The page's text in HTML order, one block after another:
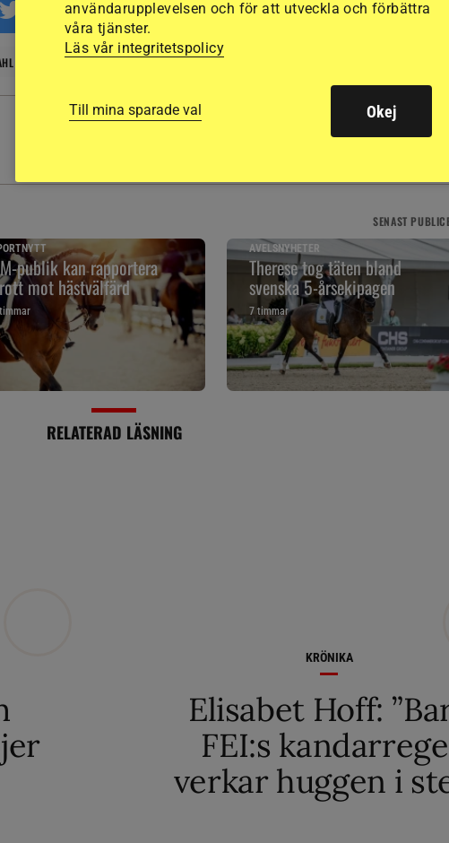
SENAST
publik kan rapportera
mot hästvälfärd
AVELSNYHETER
Therese tog täten bland
svenska 5-årsekipagen
7 timmar
RELATERAD LÄSNING
KRÖNIKA
Elisabet Hoff:
FEI:s
verkar huggen i
användarupplevelsen och för att utveckla och förbättra
våra tjänster.
Läs vår integritetspolicy
Till mina sparade val Okej